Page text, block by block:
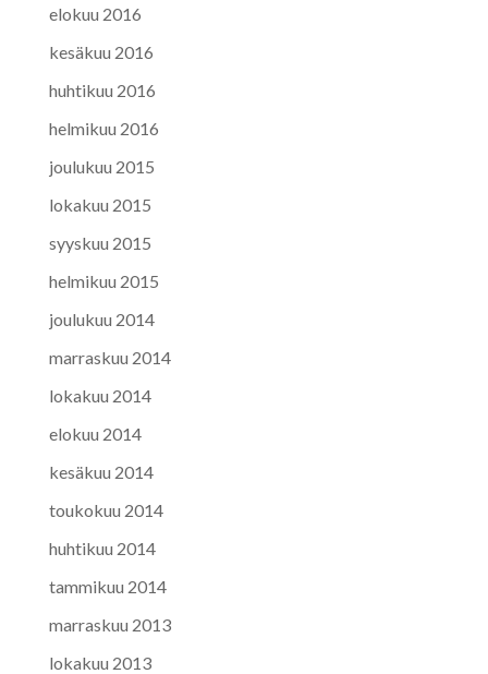
elokuu 2016
kesäkuu 2016
huhtikuu 2016
helmikuu 2016
joulukuu 2015
lokakuu 2015
syyskuu 2015
helmikuu 2015
joulukuu 2014
marraskuu 2014
lokakuu 2014
elokuu 2014
kesäkuu 2014
toukokuu 2014
huhtikuu 2014
tammikuu 2014
marraskuu 2013
lokakuu 2013